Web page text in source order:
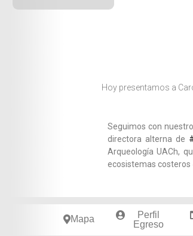
Hoy presentamos a
Seguimos con
directora alterna de
Arqueología UACh,
ecosistemas costeros
Mapa
Perfil
Egreso